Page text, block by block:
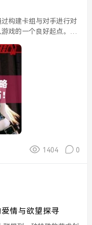
构建卡组与对手进行对
戏的一个良好起点。通
。了解如何合理运用
1404 0
情与欲望探寻